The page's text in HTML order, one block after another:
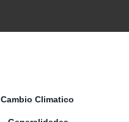
Cambio Climatico